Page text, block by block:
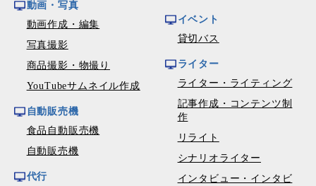
動画・写真
動画作成・編集
写真撮影
商品撮影・物撮り
YouTubeサムネイル作成
自動販売機
食品自動販売機
自動販売機
代行
イベント
貸切バス
ライター
ライター・ライティング
記事作成・コンテンツ制
作
リライト
シナリオライター
インタビュー・インタビ